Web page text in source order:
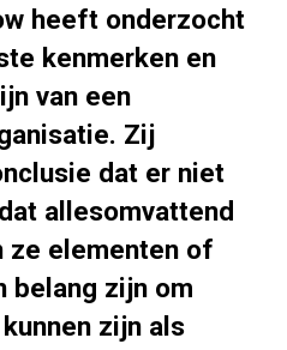
heeft onderzocht
kenmerken en
van een
Zij
dat er niet
allesomvattend
ze elementen of
belang zijn om
zijn als